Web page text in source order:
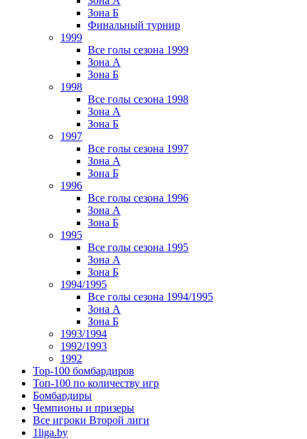
Зона Б
Финальный турнир
1999
Все голы сезона 1999
Зона А
Зона Б
1998
Все голы сезона 1998
Зона А
Зона Б
1997
Все голы сезона 1997
Зона А
Зона Б
1996
Все голы сезона 1996
Зона А
Зона Б
1995
Все голы сезона 1995
Зона А
Зона Б
1994/1995
Все голы сезона 1994/1995
Зона А
Зона Б
1993/1994
1992/1993
1992
Top-100 бомбардиров
Топ-100 по количеству игр
Бомбардиры
Чемпионы и призеры
Все игроки Второй лиги
1liga.by